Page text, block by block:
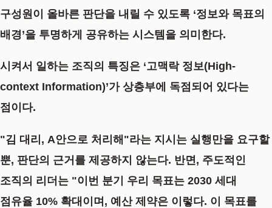
구성원이 올바른 판단을 내릴 수 있도록 ‘정보와 목표의
배경’을 투명하게 공유하는 시스템 을 의미한다.
시켜서 일하는 조직의 특징은 ‘고맥락 정보(High-
context Information)’가 상층부에 독점되어 있다는
점이다.
"김 대리, A안으로 처리해"라는 지시는 실행만을 요구할
뿐, 판단의 근거를 제공하지 않는다. 반면, 주도적인
조직의 리더는 "이번 분기 우리 목표는 2030 세대
점유율 10% 확대이며, 예산 제약은 이렇다. 이 목표를